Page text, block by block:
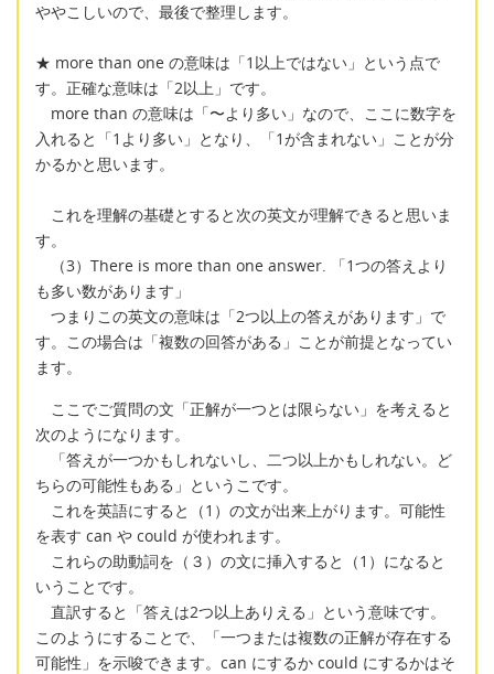
ややこしいので、最後で整理します。
★ more than one の意味は「1以上ではない」という点で
す。正確な意味は「2以上」です。
more than の意味は「〜より多い」なので、ここに数字を
入れると「1より多い」となり、「1が含まれない」ことが分
かるかと思います。
これを理解の基礎とすると次の英文が理解できると思いま
す。
（3）There is more than one answer. 「1つの答えより
も多い数があります」
つまりこの英文の意味は「2つ以上の答えがあります」で
す。この場合は「複数の回答がある」ことが前提となってい
ます。
ここでご質問の文「正解が一つとは限らない」を考えると
次のようになります。
「答えが一つかもしれないし、二つ以上かもしれない。ど
ちらの可能性もある」というこです。
これを英語にすると（1）の文が出来上がります。可能性
を表す can や could が使われます。
これらの助動詞を（３）の文に挿入すると（1）になると
いうことです。
直訳すると「答えは2つ以上ありえる」という意味です。
このようにすることで、「一つまたは複数の正解が存在する
可能性」を示唆できます。can にするか could にするかはそ